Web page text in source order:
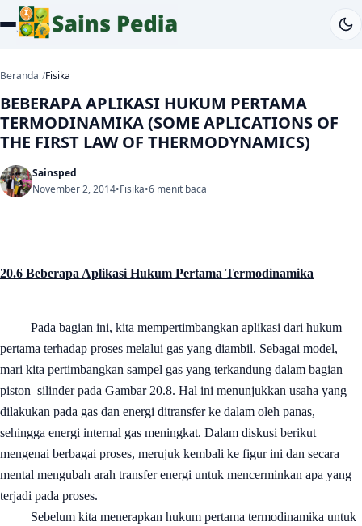
Beranda Fisika
BEBERAPA APLIKASI HUKUM PERTAMA
TERMODINAMIKA (SOME APLICATIONS OF
THE FIRST LAW OF THERMODYNAMICS)
Sainsped
November 2, 2014•Fisika•6 menit baca
20.6 Beberapa Aplikasi Hukum Pertama Termodinamika
Pada bagian ini, kita mempertimbangkan aplikasi dari hukum
pertama terhadap proses melalui gas yang diambil. Sebagai model,
mari kita pertimbangkan sampel gas yang terkandung dalam bagian
piston silinder pada Gambar 20.8. Hal ini menunjukkan usaha yang
dilakukan pada gas dan energi ditransfer ke dalam oleh panas,
sehingga energi internal gas meningkat. Dalam diskusi berikut
mengenai berbagai proses, merujuk kembali ke figur ini dan secara
mental mengubah arah transfer energi untuk mencerminkan apa yang
terjadi pada proses.
Sebelum kita menerapkan hukum pertama termodinamika untuk